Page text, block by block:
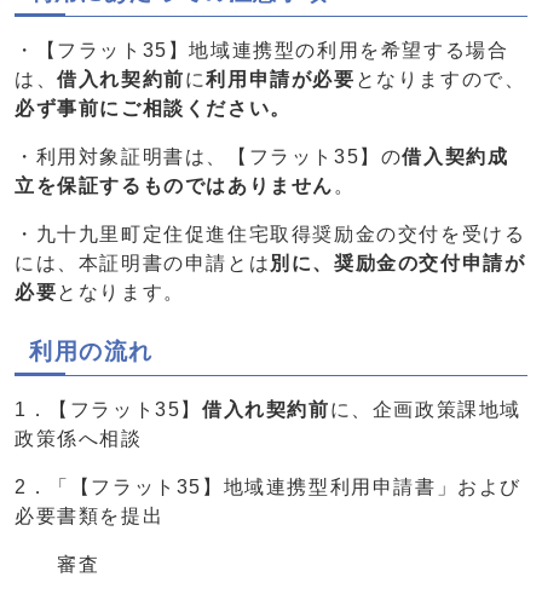
・【フラット35】地域連携型の利用を希望する場合
は、借入れ契約前に利用申請が必要 となりますので、
必ず事前にご相談ください。
・利用対象証明書は、【フラット35】の借入契約成
立を保証するものではありません 。
・九十九里町定住促進住宅取得奨励金の交付を受ける
には、本証明書の申請とは 別に、奨励金の交付申請が
必要となります。
利用の流れ
1．【フラット35】 借入れ契約前に、企画政策課地域
政策係へ相談
2．「【フラット35】地域連携型利用申請書」および
必要書類を提出
審査